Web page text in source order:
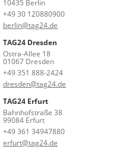
10435 Berlin
+49 30 120880900
berlin@tag24.de
TAG24 Dresden
Ostra-Allee 18
01067 Dresden
+49 351 888-2424
dresden@tag24.de
TAG24 Erfurt
Bahnhofstraße 38
99084 Erfurt
+49 361 34947880
erfurt@tag24.de